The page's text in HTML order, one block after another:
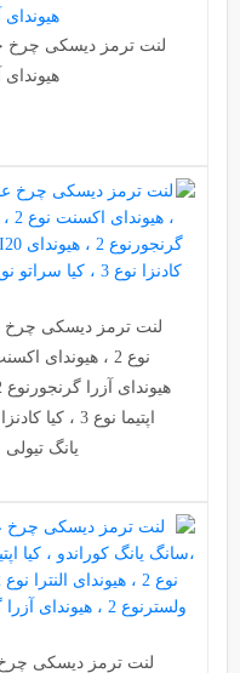
هیوندای
لنت ترمز دیسکی چرخ
یانگ
لنت ترمز دیسکی